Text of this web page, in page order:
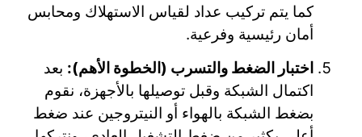
كما يتم تركيب عداد لقياس الاستهلاك ومحابس
أمان رئيسية وفرعية.
اختبار الضغط والتسرب (الخطوة الأهم): بعد
اكتمال الشبكة وقبل توصيلها بالأجهزة، نقوم
بضغط الشبكة بالهواء أو النيتروجين عند ضغط